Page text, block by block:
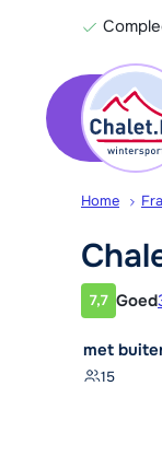
Home
7,7 Goed
met
15